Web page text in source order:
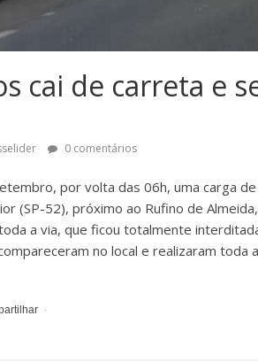
cai de carreta e
0 comentários
por volta das 06h, uma carga
(SP-52), próximo ao Rufino de
a via, que ficou totalmente
no local e realizaram toda